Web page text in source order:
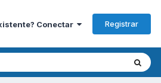
Conectar Registrar